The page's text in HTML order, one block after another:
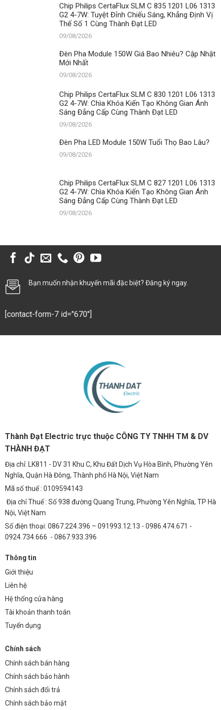
Thọ
Bao
Lâu?
Chip Philips CertaFlux SLM C 835 1201 L06 1313
G2 4-7W: Tuyệt Đỉnh Chiếu Sáng, Khẳng Định Vị
Thế Số 1 Cùng Thành Đạt LED
09/08/2026
Đèn Pha Module 150W Giá Bao Nhiêu? Cập Nhật
Mới Nhất
09/08/2026
Chip Philips CertaFlux SLM C 830 1201 L06 1313
G2 4-7W: Chìa Khóa Kiến Tạo Không Gian Ánh
Sáng Đẳng Cấp Cùng Thành Đạt LED
09/08/2026
Đèn Pha LED Module 150W Tuổi Thọ Bao Lâu?
09/08/2026
Chip Philips CertaFlux SLM C 827 1201 L06 1313
G2 4-7W: Chìa Khóa Kiến Tạo Không Gian Ánh
Sáng Đẳng Cấp Cùng Thành Đạt LED
09/08/2026
Bạn muốn nhận khuyến mãi đặc biệt? Đăng ký ngay.
[contact-form-7 id="670"]
Thành Đạt Electric trực thuộc CÔNG TY TNHH TM & DV
THÀNH ĐẠT
Địa chỉ: LK811 - DV 31 Khu C, Khu Đất Dịch Vụ Hòa Bình, Phường Yên
Nghĩa, Quận Hà Đông, Thành phố Hà Nội, Việt Nam
Mã số thuế : 0109594143
Địa chỉ Thuế : Số 938 đường Quang Trung, Phường Yên Nghĩa, TP Hà
Nội, Việt Nam
Số điện thoại: 0867.224.396 – 091993.12.13 - 0986.474.671 -
0924.734.666 - 0867.933.396
Thông tin
Giới thiệu
Liên hệ
Hệ thống cửa hàng
Tài khoản thanh toán
Tuyển dụng
Chính sách
Chính sách bán hàng
Chính sách bảo hành
Chính sách đổi trả
Chính sách bảo mật